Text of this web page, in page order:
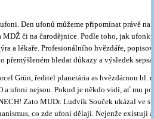
Den ufonů můžeme připomínat právě
MDŽ či na čarodějnice. Podle toho, jak
a lékaře. Profesionálního hvězdáře,
přemýšleném hledat důkazy a výsledek
Grün, ředitel planetária as hvězdárnou hl.
a ufoni nejsou. Pokud je někdo vidí, ať mu
Zato MUDr. Ludvík Souček ukázal ve
co zde ufoni dělají. Nejenže existují